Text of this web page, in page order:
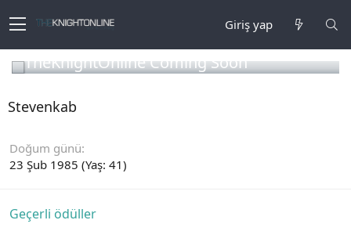
Giriş yap
TheKnightOnline Coming Soon
Stevenkab
Doğum günü
23 Şub 1985 (Yaş: 41)
Geçerli ödüller